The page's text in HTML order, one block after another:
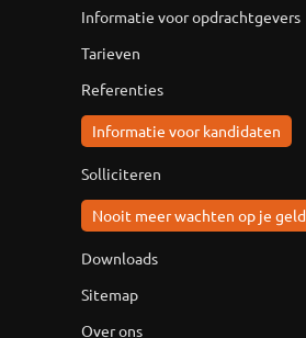
Informatie voor opdrachtgevers
Tarieven
Referenties
Informatie voor kandidaten
Solliciteren
Nooit meer wachten op je geld
Downloads
Sitemap
Over ons